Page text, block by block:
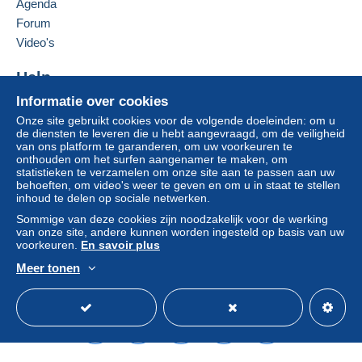
Leveringsmethode
Brief (normaal/klein
formaat)
€ 2,40
Aangetekende brief (groot
formaat/grote brief) + verzekering
(follow-up)
DHL pakket (met
tracking)
leveringsinformatie, moet u lid zijn
en inloggen.
Aanmel
den
Inschrij
ven
Deze verkoper toevoegen aan mijn favorieten
Informatie over cookies
Onze site gebruikt cookies voor de volgende doeleinden: om u
de diensten te leveren die u hebt aangevraagd, om de veiligheid
van ons platform te garanderen, om uw voorkeuren te
onthouden om het surfen aangenamer te maken, om
statistieken te verzamelen om onze site aan te passen aan uw
behoeften, om video's weer te geven en om u in staat te stellen
inhoud te delen op sociale netwerken.
Sommige van deze cookies zijn noodzakelijk voor de werking
van onze site, andere kunnen worden ingesteld op basis van uw
voorkeuren. En savoir plus
Meer tonen
Agenda
Forum
Video's
Help
Hulpcentrum
Kopen op Delcampe
Verkopen op Delcampe
Een beveiligde website